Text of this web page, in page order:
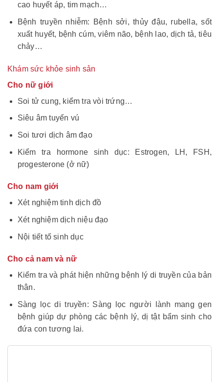
cao huyết áp, tim mạch…
Bệnh truyền nhiễm: Bệnh sởi, thủy đậu, rubella, sốt
xuất huyết, bệnh cúm, viêm não, bệnh lao, dịch tả, tiêu
chảy…
Khám sức khỏe sinh sản
Cho nữ giới
Soi tử cung, kiểm tra vòi trứng…
Siêu âm tuyến vú
Soi tươi dịch âm đạo
Kiểm tra hormone sinh dục: Estrogen, LH, FSH,
progesterone (ở nữ)
Cho nam giới
Xét nghiệm tinh dịch đồ
Xét nghiệm dịch niệu đạo
Nội tiết tố sinh dục
Cho cả nam và nữ
Kiểm tra và phát hiện những bệnh lý di truyền của bản
thân.
Sàng lọc di truyền: Sàng lọc người lành mang gen
bệnh giúp dự phòng các bệnh lý, dị tật bẩm sinh cho
đứa con tương lai.